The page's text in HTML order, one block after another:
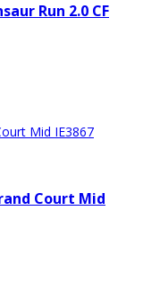
Run 2.0 CF
Court Mid